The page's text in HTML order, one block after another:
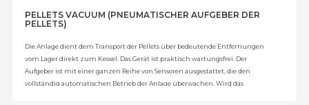
PELLETS VACUUM (PNEUMATISCHER AUFGEBER DER
PELLETS)
Die Anlage dient dem Transport der Pellets über bedeutende Entfernungen
vom Lager direkt zum Kessel. Das Gerät ist praktisch wartungsfrei. Der
Aufgeber ist mit einer ganzen Reihe von Sensoren ausgestattet, die den
vollständig automatischen Betrieb der Anlage überwachen. Wird das